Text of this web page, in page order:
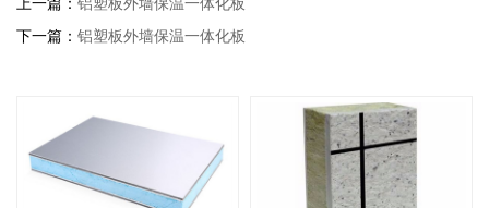
下一篇： 铝塑板外墙保温一体化板